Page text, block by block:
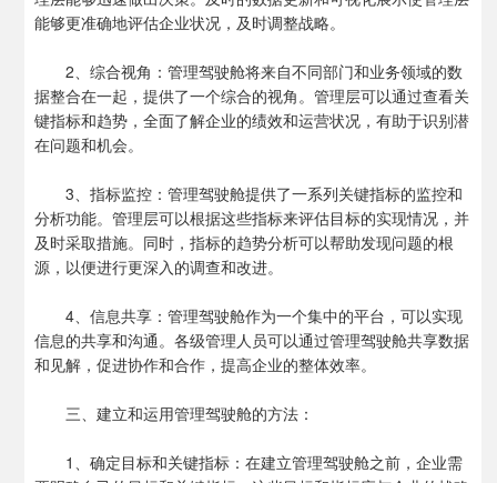
能够更准确地评估企业状况，及时调整战略。
2、综合视角：管理驾驶舱将来自不同部门和业务领域的数
据整合在一起，提供了一个综合的视角。管理层可以通过查看关
键指标和趋势，全面了解企业的绩效和运营状况，有助于识别潜
在问题和机会。
3、指标监控：管理驾驶舱提供了一系列关键指标的监控和
分析功能。管理层可以根据这些指标来评估目标的实现情况，并
及时采取措施。同时，指标的趋势分析可以帮助发现问题的根
源，以便进行更深入的调查和改进。
4、信息共享：管理驾驶舱作为一个集中的平台，可以实现
信息的共享和沟通。各级管理人员可以通过管理驾驶舱共享数据
和见解，促进协作和合作，提高企业的整体效率。
三、建立和运用管理驾驶舱的方法：
1、确定目标和关键指标：在建立管理驾驶舱之前，企业需